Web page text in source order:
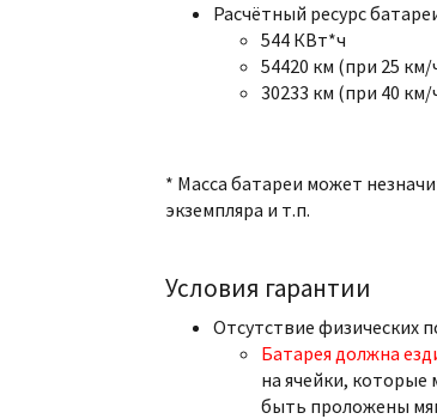
Расчётный ресурс
544 КВт*ч
54420 км (при 25 км/
30233 км (при 40 км/
* Масса батареи может
экземпляра и т.п.
Условия гарантии
Отсутствие физических
Батарея должна
на ячейки, которые
быть проложены